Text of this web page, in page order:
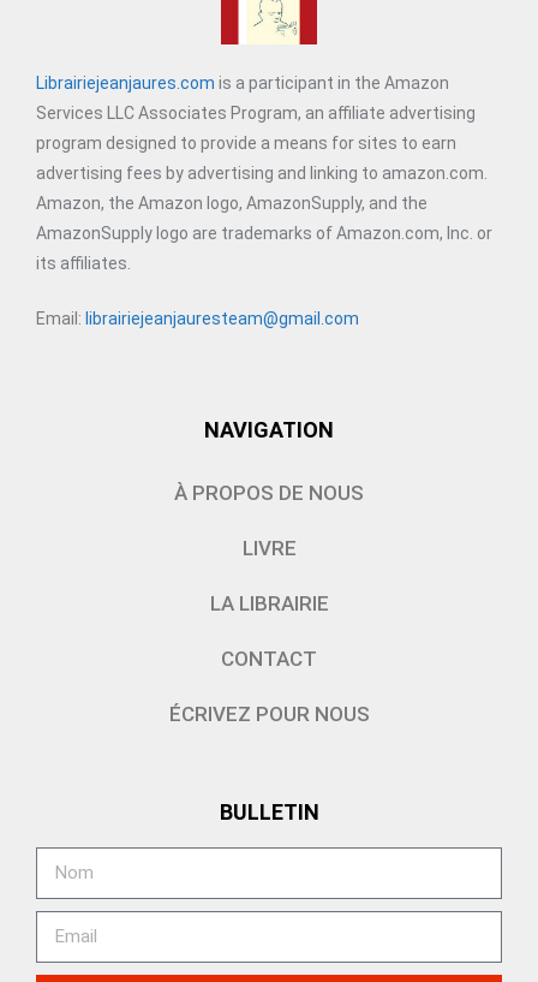
Librairiejeanjaures.com is a participant in the Amazon
Services LLC Associates Program, an affiliate advertising
program designed to provide a means for sites to earn
advertising fees by advertising and linking to amazon.com.
Amazon, the Amazon logo, AmazonSupply, and the
AmazonSupply logo are trademarks of Amazon.com, Inc. or
its affiliates.
Email: librairiejeanjauresteam@gmail.com
NAVIGATION
À PROPOS DE NOUS
LIVRE
LA LIBRAIRIE
CONTACT
ÉCRIVEZ POUR NOUS
BULLETIN